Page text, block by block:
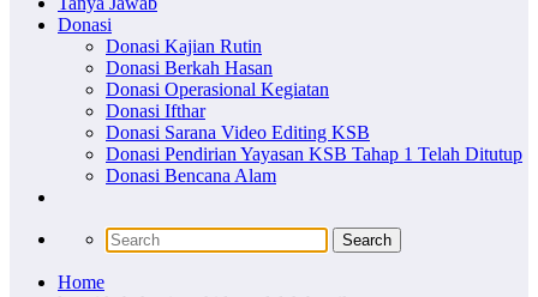
Donasi
Donasi Kajian Rutin
Donasi Berkah Hasan
Donasi Operasional Kegiatan
Donasi Ifthar
Donasi Sarana Video Editing KSB
Donasi Pendirian Yayasan KSB Tahap 1 Telah Ditutup
Donasi Bencana Alam
Home